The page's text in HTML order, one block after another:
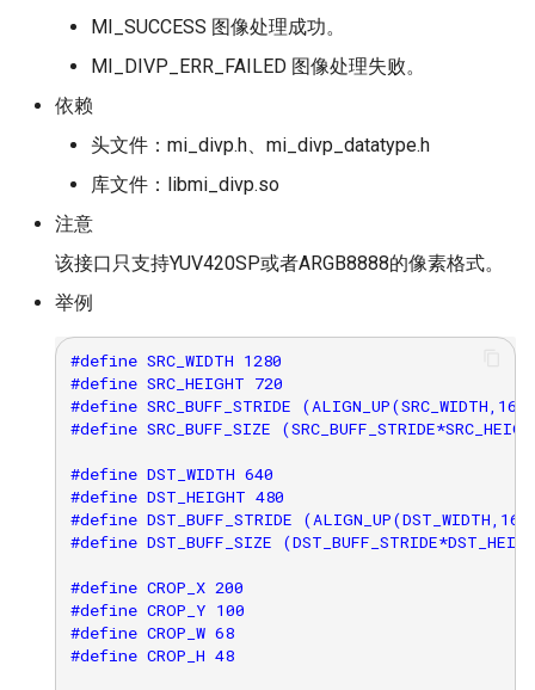
MI_SUCCESS 图像处理成功。
MI_DIVP_ERR_FAILED 图像处理失败。
依赖
头文件：mi_divp.h、mi_divp_datatype.h
库文件：libmi_divp.so
注意
该接口只支持YUV420SP或者ARGB8888的像素格式。
举例
#define SRC_WIDTH 1280
#define SRC_HEIGHT 720
#define SRC_BUFF_STRIDE
#define SRC_BUFF_SIZE
#define DST_WIDTH 640
#define DST_HEIGHT 480
#define DST_BUFF_STRIDE
#define DST_BUFF_SIZE
#define CROP_X 200
#define CROP_Y 100
#define CROP_W 68
#define CROP_H 48